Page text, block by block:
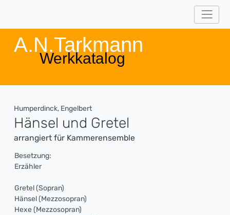
A.N.Tarkmann
Werkkatalog
Humperdinck, Engelbert
Hänsel und Gretel
arrangiert für Kammerensemble
Besetzung:
Erzähler
Gretel (Sopran)
Hänsel (Mezzosopran)
Hexe (Mezzosopran)